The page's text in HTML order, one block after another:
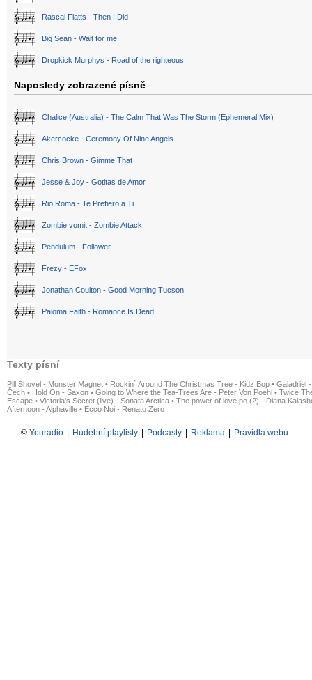
Rascal Flatts - Then I Did
Big Sean - Wait for me
Dropkick Murphys - Road of the righteous
Naposledy zobrazené písně
Chalice (Australia) - The Calm That Was The Storm (Ephemeral Mix)
Akercocke - Ceremony Of Nine Angels
Chris Brown - Gimme That
Jesse & Joy - Gotitas de Amor
Rio Roma - Te Prefiero a Ti
Zombie vomit - Zombie Attack
Pendulum - Follower
Frezy - EFox
Jonathan Coulton - Good Morning Tucson
Paloma Faith - Romance Is Dead
Texty písní
Pill Shovel - Monster Magnet • Rockin´ Around The Christmas Tree - Kidz Bop • Galadriel
Čech • Hold On - Saxon • Going to Where the Tea-Trees Are - Peter Von Poehl • Twice
Escape • Victoria's Secret (live) - Sonata Arctica • The power of love po (2) - Diana
Afternoon - Alphaville • Ecco Noi - Renato Zero
© Youradio | Hudební playlisty | Podcasty | Reklama | Pravidla webu